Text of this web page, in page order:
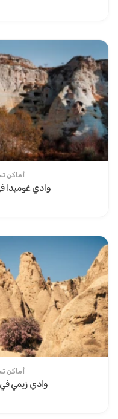
أماكن
وادي غوميدا
أماكن
وادي زيمي في